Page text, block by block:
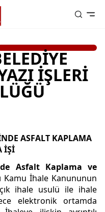
İŞLERİ
ASFALT KAPLAMA
İŞİ
Asfalt Kaplama ve
Kamu İhale Kanununun
ihale usulü ile ihale
elektronik ortamda